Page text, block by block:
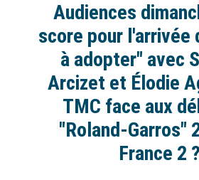
Audiences
score pour l'arrivée
à adopter" avec
Arcizet et Élodie
TMC face aux
"Roland-Garros"
France 2 ?